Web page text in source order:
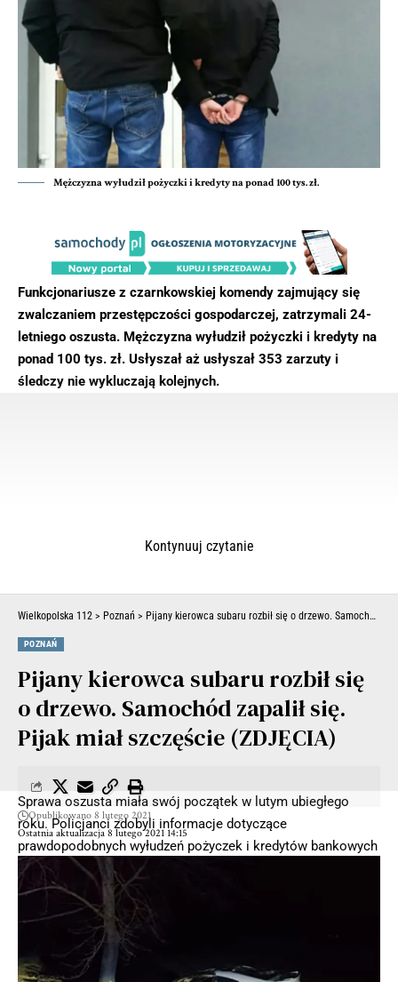
Mężczyzna wyłudził pożyczki i kredyty na ponad 100 tys. zł.
Funkcjonariusze z czarnkowskiej komendy zajmujący się
zwalczaniem przestępczości gospodarczej, zatrzymali 24-
letniego oszusta. Mężczyzna wyłudził pożyczki i kredyty na
ponad 100 tys. zł. Usłyszał aż usłyszał 353 zarzuty i
śledczy nie wykluczają kolejnych.
Sprawa oszusta miała swój początek w lutym ubiegłego
roku. Policjanci zdobyli informacje dotyczące
prawdopodobnych wyłudzeń pożyczek i kredytów bankowych
na szkodę osób z Krzyża Wlkp. Od tego czasu pod nadzorem
prokuratora w Trzciance prowadzili czynności, gromadzili
materiał dowodowy i przesłuchiwali świadków.
Działania pozwoliły na zatrzymanie kilka dni temu 24-letniego
mieszkańca powiatu wałeckiego. Z ustaleń mundurowych
Kontynuuj czytanie
Wielkopolska 112 > Poznań > Pijany kierowca subaru rozbił się o drzewo. Samochód zapalił się. Pijak miał szczęście (ZDJĘCIA)
POZNAŃ
Pijany kierowca subaru rozbił się
o drzewo. Samochód zapalił się.
Pijak miał szczęście (ZDJĘCIA)
Ostatnia aktualizacja 8 lutego 2021 14:15
Opublikowano 8 lutego 2021